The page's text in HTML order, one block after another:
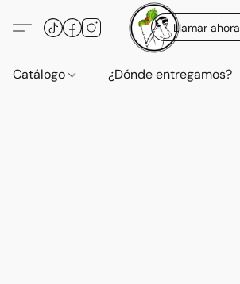
Llamar ahora
Catálogo ¿Dónde entregamos?